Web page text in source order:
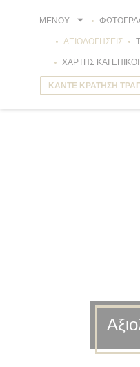
ΜΕΝΟΎ
ΑΞΙΟΛΟΓΉΣΕΙΣ
ΧΆΡΤΗΣ ΚΑΙ
ΚΆΝΤΕ ΚΡΆΤΗΣΗ